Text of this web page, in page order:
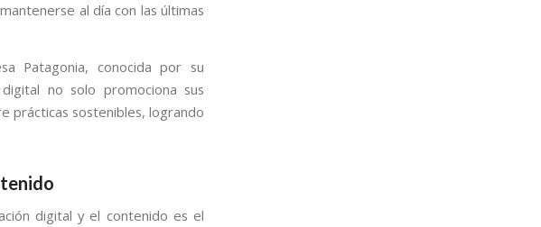
al día con las últimas
Patagonia, conocida por su
no solo promociona sus
prácticas sostenibles, logrando
digital y el contenido es el